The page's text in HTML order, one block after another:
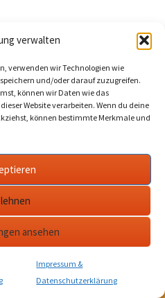
verwalten
verwenden wir Technologien wie
und/oder darauf zuzugreifen.
können wir Daten wie das
Website verarbeiten. Wenn du deine
können bestimmte Merkmale und
ansehen
Impressum &
Datenschutzerklärung
Tel.: 03603 842710.